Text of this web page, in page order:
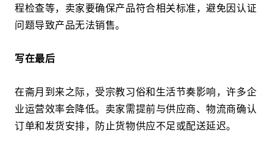
程检查等，卖家要确保产品符合相关标准，避免因认证
问题导致产品无法销售。
写在最后
在斋月到来之际，受宗教习俗和生活节奏影响，许多企
业运营效率会降低。卖家需提前与供应商、物流商确认
订单和发货安排，防止货物供应不足或配送延迟。